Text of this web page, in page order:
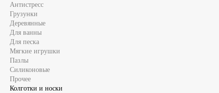
Антистресс
Грузунки
Деревянные
Для ванны
Для песка
Мягкие игрушки
Пазлы
Силиконовые
Прочее
Колготки и носки